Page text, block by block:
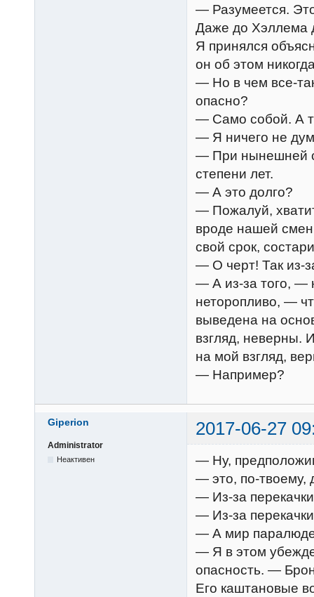
— Разумеется.
Даже до Хэллема
Я принялся
он об этом
— Но в чем все-
опасно?
— Само собой. А
— Я ничего не
— При нынешней
степени лет.
— А это долго?
— Пожалуй,
вроде нашей
свой срок,
— О черт! Так из-
— А из-за того, —
неторопливо, —
выведена на
взгляд, неверны.
на мой взгляд,
— Например?
Giperion 2017-06-27
Administrator
Неактивен
— Ну,
— это, по-твоему,
— Из-за
— Из-за
— А мир
— Я в этом
опасность. —
Его каштановые